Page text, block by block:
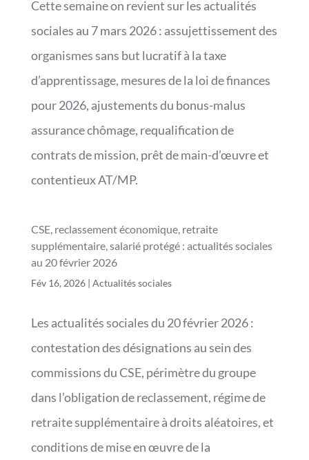
Cette semaine on revient sur les actualités
sociales au 7 mars 2026 : assujettissement des
organismes sans but lucratif à la taxe
d’apprentissage, mesures de la loi de finances
pour 2026, ajustements du bonus-malus
assurance chômage, requalification de
contrats de mission, prêt de main-d’œuvre et
contentieux AT/MP.
CSE, reclassement économique, retraite
supplémentaire, salarié protégé : actualités sociales
au 20 février 2026
Fév 16, 2026| Actualités sociales
Les actualités sociales du 20 février 2026 :
contestation des désignations au sein des
commissions du CSE, périmètre du groupe
dans l’obligation de reclassement, régime de
retraite supplémentaire à droits aléatoires, et
conditions de mise en œuvre de la